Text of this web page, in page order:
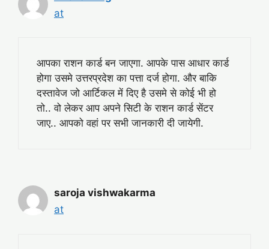
at
आपका राशन कार्ड बन जाएगा. आपके पास आधार कार्ड
होगा उसमे उत्तरप्रदेश का पत्ता दर्ज होगा. और बाकि
दस्तावेज जो आर्टिकल में दिए है उसमे से कोई भी हो
तो.. वो लेकर आप अपने सिटी के राशन कार्ड सेंटर
जाए.. आपको वहां पर सभी जानकारी दी जायेगी.
saroja vishwakarma
at